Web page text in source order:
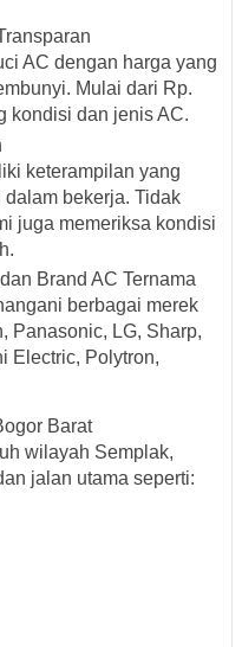
AC dengan harga yang
Mulai dari Rp.
kondisi dan jenis AC.
keterampilan yang
dalam bekerja. Tidak
juga memeriksa kondisi
Brand AC Ternama
berbagai merek
Panasonic, LG, Sharp,
Electric, Polytron,
Barat
wilayah Semplak,
jalan utama seperti: